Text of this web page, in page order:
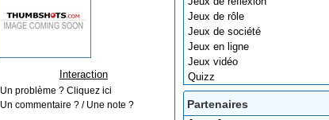
Jeux de rôle
Jeux de société
Jeux en ligne
Jeux vidéo
Quizz
Partenaires
Interaction
Un problème ? Cliquez ici
Un commentaire ? / Une note ?